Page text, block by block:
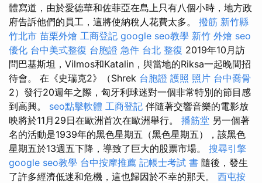
體寫道，由於愛德華和佐菲亞在島上只有八個小時，地方政
府告訴他們的員工，這將使納稅人花費太多。 撥筋 新竹縣
竹北市 苗栗外燴 工商登記 google seo教學 新竹 外燴 seo
優化 台中美式整復 台胞證 急件 台北 整復 2019年10月訪
問巴基斯坦，Vilmos和Katalin，與當地的Riksa一起晚間招
待會。 在《史瑞克2》（Shrek 台胞證 護照 照片 台中喬骨
2）發行20週年之際，匈牙利球迷對一個非常特別的節目感
到高興。 seo點擊軟體 工商登記 伴隨著交響音樂的電影放
映將於11月29日在歐洲首次在歐洲舉行。 播筋堂 另一個著
名的活動是1939年的黑色星期五（黑色星期五），該黑色
星期五於13週五下降，導致了巨大的股票市場。 搜尋引擎
google seo教學 台中按摩推薦 記帳士考試 書 隨後，發生
了許多經濟低迷和危機，這也歸因於不幸的那天。 西屯按